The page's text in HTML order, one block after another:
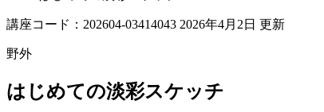
講座コード：202604-03414043 2026年4月2日 更新
野外
はじめての淡彩スケッチ